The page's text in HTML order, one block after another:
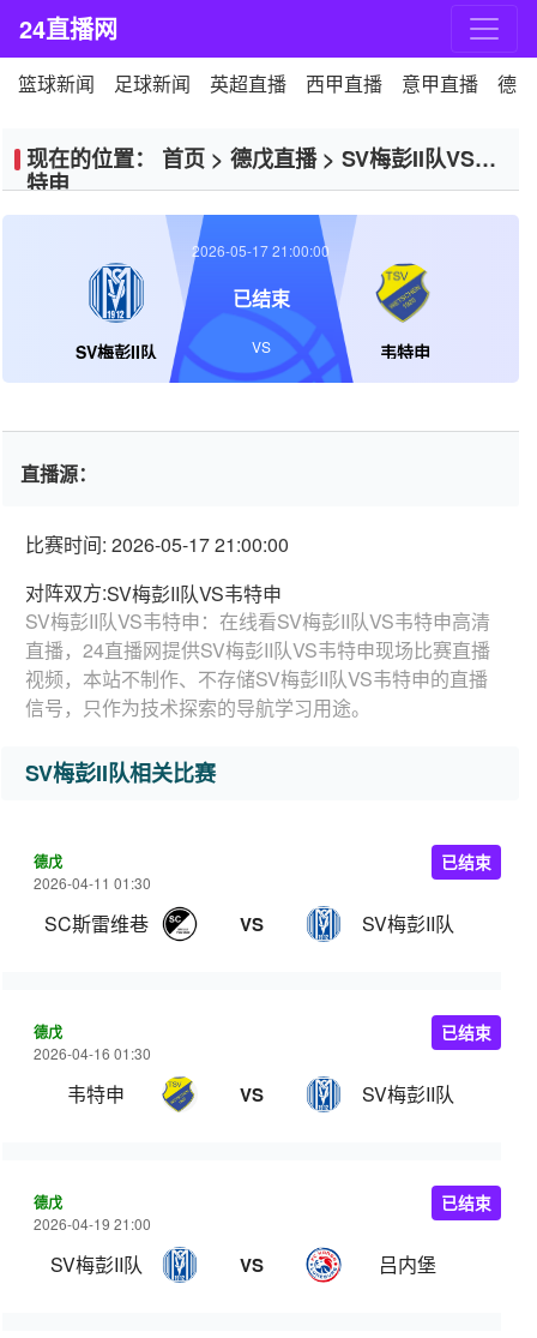
24直播网
篮球新闻 足球新闻 英超直播 西甲直播 意甲直播 德
现在的位置： 首页 > 德戊直播> SV梅彭II队VS韦
特申
SV梅彭II队 韦特申
2026-05-17 21:00:00
已结束
VS
直播源：
比赛时间: 2026-05-17 21:00:00
对阵双方:SV梅彭II队VS韦特申
SV梅彭II队VS韦特申：在线看SV梅彭II队VS韦特申高清
直播，24直播网提供SV梅彭II队VS韦特申现场比赛直播
视频，本站不制作、不存储SV梅彭II队VS韦特申的直播
信号，只作为技术探索的导航学习用途。
SV梅彭II队相关比赛
德戊
2026-04-11 01:30
SC斯雷维巷 VS SV梅彭II队
已结束
德戊
2026-04-16 01:30
韦特申 VS SV梅彭II队
已结束
德戊
2026-04-19 21:00
SV梅彭II队 VS 吕内堡
已结束